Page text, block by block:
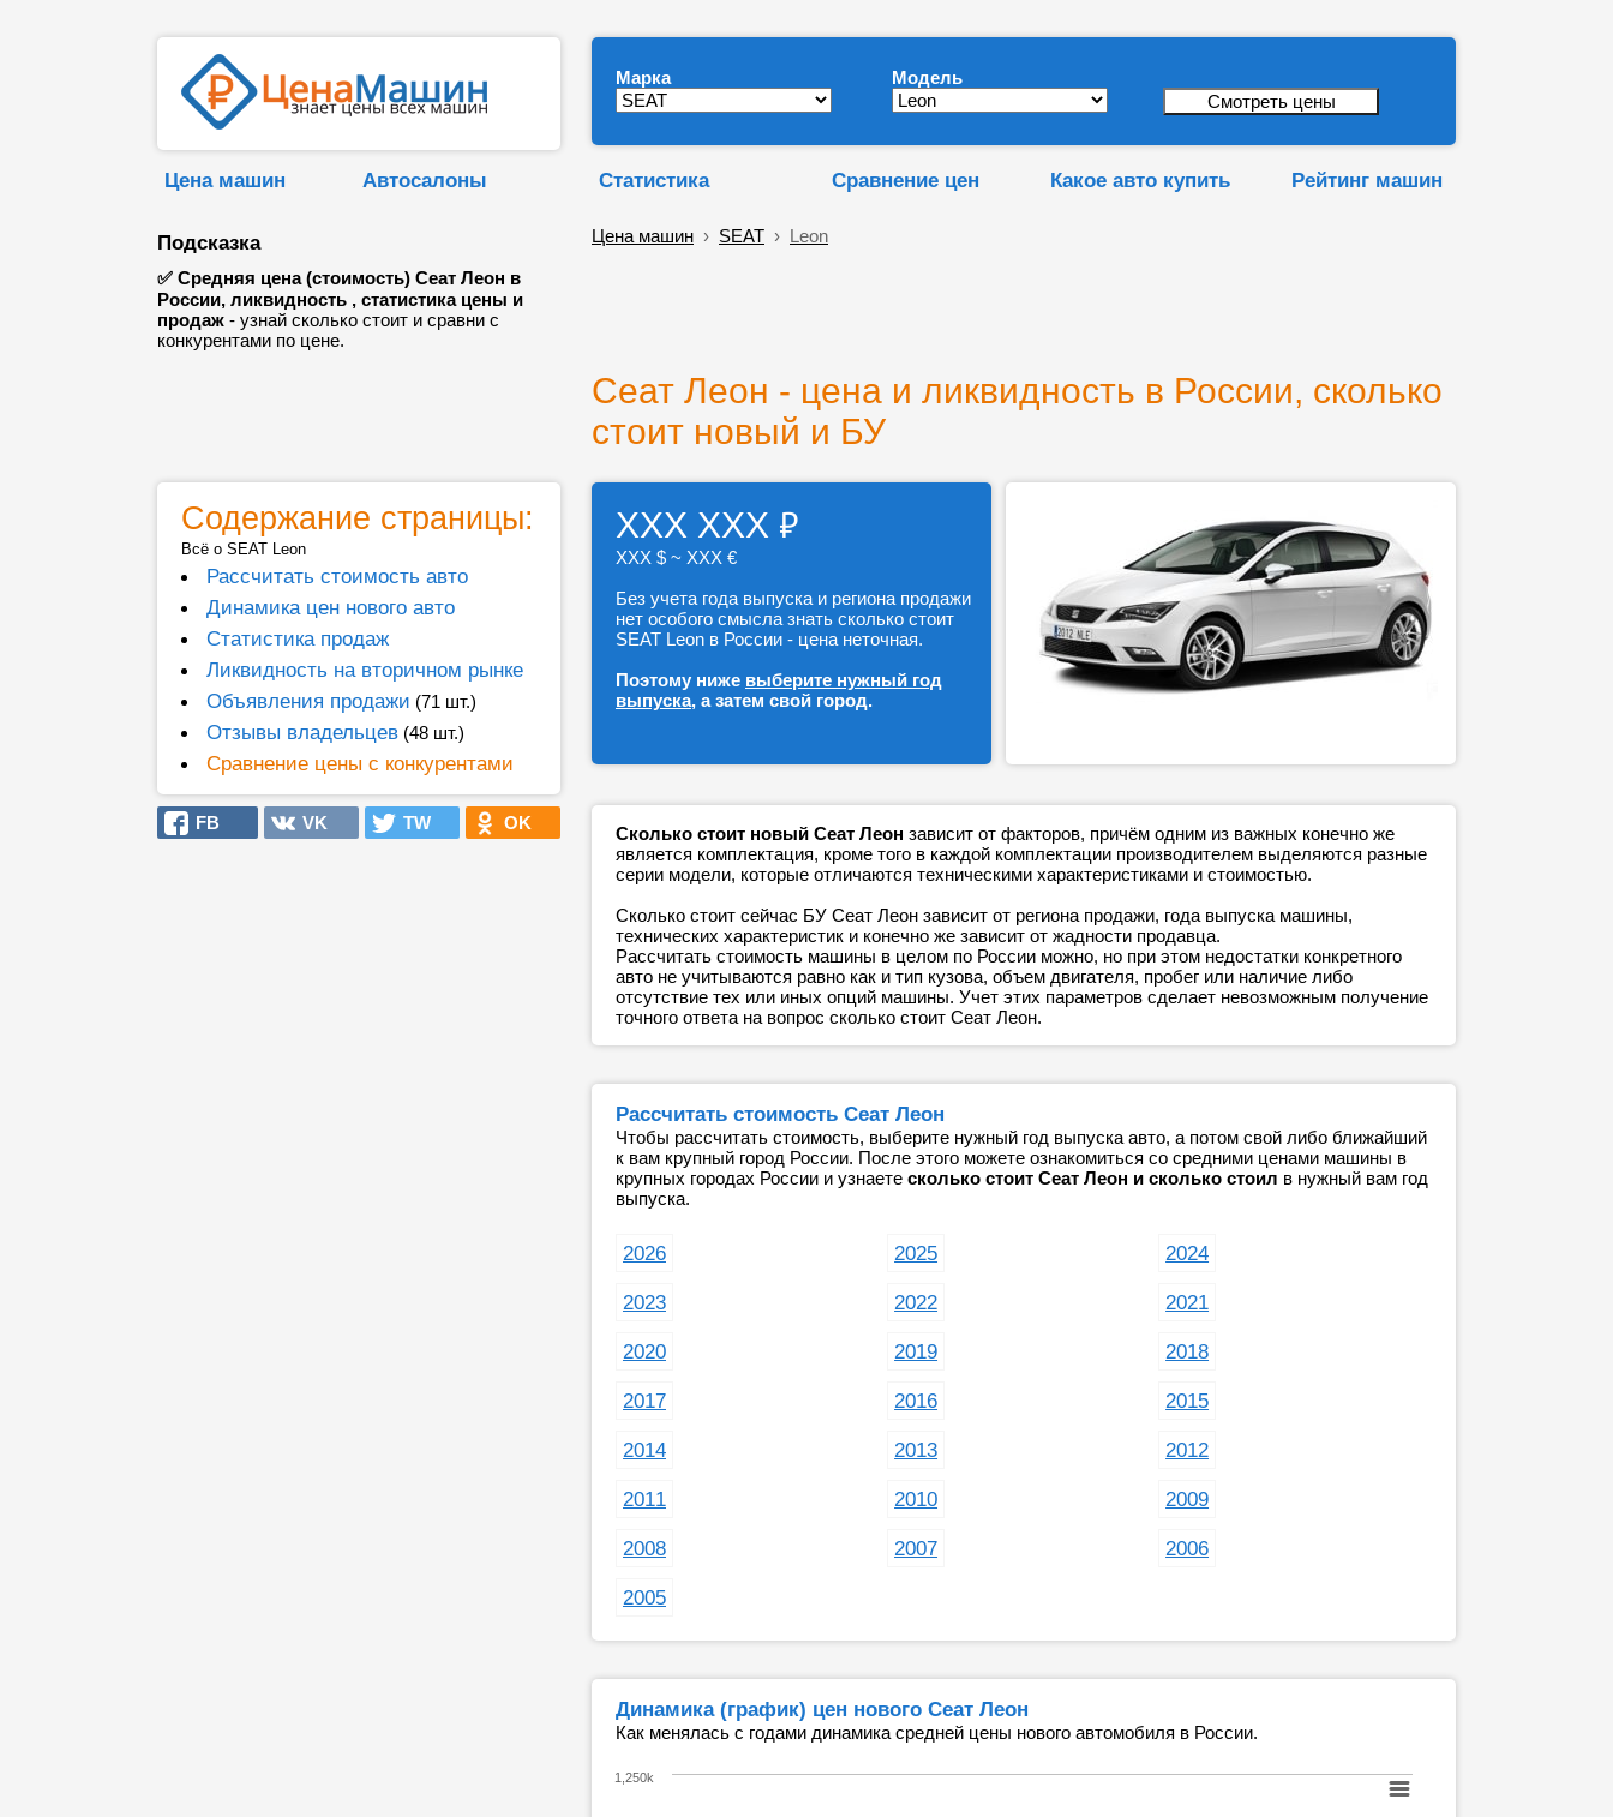
Марка Модель
Цена машин Автосалоны Статистика Сравнение цен Какое авто купить Рейтинг машин
Подсказка
✅ Средняя цена (стоимость) Сеат Леон в
России, ликвидность , статистика цены и
продаж - узнай сколько стоит и сравни с
конкурентами по цене.
Цена машин › SEAT › Leon
Сеат Леон - цена и ликвидность в России, сколько
стоит новый и БУ
Содержание страницы:
Всё о SEAT Leon
Рассчитать стоимость авто
Динамика цен нового авто
Статистика продаж
Ликвидность на вторичном рынке
Объявления продажи (71 шт.)
Отзывы владельцев (48 шт.)
Сравнение цены с конкурентами
FB VK TW OK
ХХХ ХХХ ₽
ХХХ $ ~ ХХХ €
Без учета года выпуска и региона продажи
нет особого смысла знать сколько стоит
SEAT Leon в России - цена неточная.
Поэтому ниже выберите нужный год
выпуска, а затем свой город.
Сколько стоит новый Сеат Леон зависит от факторов, причём одним из важных конечно же
является комплектация, кроме того в каждой комплектации производителем выделяются разные
серии модели, которые отличаются техническими характеристиками и стоимостью.
Сколько стоит сейчас БУ Сеат Леон зависит от региона продажи, года выпуска машины,
технических характеристик и конечно же зависит от жадности продавца.
Рассчитать стоимость машины в целом по России можно, но при этом недостатки конкретного
авто не учитываются равно как и тип кузова, объем двигателя, пробег или наличие либо
отсутствие тех или иных опций машины. Учет этих параметров сделает невозможным получение
точного ответа на вопрос сколько стоит Сеат Леон.
Рассчитать стоимость Сеат Леон
Чтобы рассчитать стоимость, выберите нужный год выпуска авто, а потом свой либо ближайший
к вам крупный город России. После этого можете ознакомиться со средними ценами машины в
крупных городах России и узнаете сколько стоит Сеат Леон и сколько стоил в нужный вам год
выпуска.
2026 2025 2024
2023 2022 2021
2020 2019 2018
2017 2016 2015
2014 2013 2012
2011 2010 2009
2008 2007 2006
2005
Динамика (график) цен нового Сеат Леон
Как менялась с годами динамика средней цены нового автомобиля в России.
1,250k